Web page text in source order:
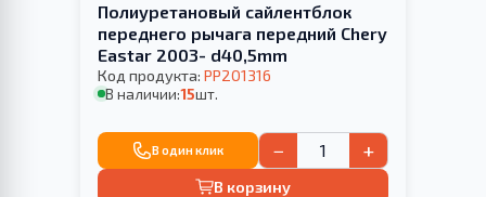
Полиуретановый сайлентблок
переднего рычага передний Chery
Eastar 2003- d40,5mm
Код продукта: PP201316
В наличии:15шт.
В один клик − +
В корзину